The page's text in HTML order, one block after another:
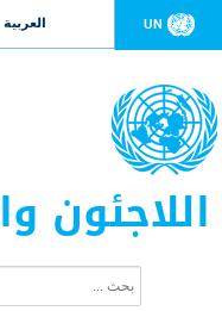
UN العربية
اللاجئون
ب